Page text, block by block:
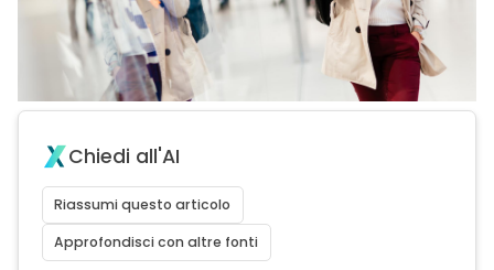
Chiedi all'AI
Riassumi questo articolo
Approfondisci con altre fonti